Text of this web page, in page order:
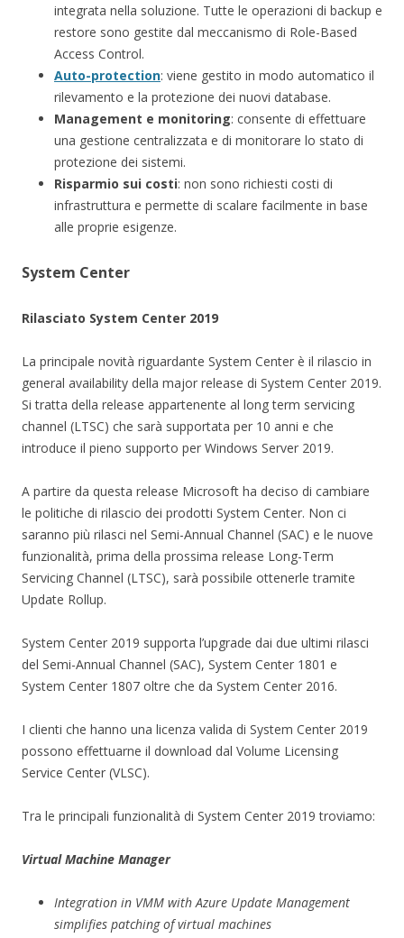
integrata nella soluzione. Tutte le operazioni di backup e
restore sono gestite dal meccanismo di Role-Based
Access Control.
Auto-protection: viene gestito in modo automatico il
rilevamento e la protezione dei nuovi database.
Management e monitoring: consente di effettuare
una gestione centralizzata e di monitorare lo stato di
protezione dei sistemi.
Risparmio sui costi: non sono richiesti costi di
infrastruttura e permette di scalare facilmente in base
alle proprie esigenze.
System Center
Rilasciato System Center 2019
La principale novità riguardante System Center è il rilascio in
general availability della major release di System Center 2019.
Si tratta della release appartenente al long term servicing
channel (LTSC) che sarà supportata per 10 anni e che
introduce il pieno supporto per Windows Server 2019.
A partire da questa release Microsoft ha deciso di cambiare
le politiche di rilascio dei prodotti System Center. Non ci
saranno più rilasci nel Semi-Annual Channel (SAC) e le nuove
funzionalità, prima della prossima release Long-Term
Servicing Channel (LTSC), sarà possibile ottenerle tramite
Update Rollup.
System Center 2019 supporta l’upgrade dai due ultimi rilasci
del Semi-Annual Channel (SAC), System Center 1801 e
System Center 1807 oltre che da System Center 2016.
I clienti che hanno una licenza valida di System Center 2019
possono effettuarne il download dal Volume Licensing
Service Center (VLSC).
Tra le principali funzionalità di System Center 2019 troviamo:
Virtual Machine Manager
Integration in VMM with Azure Update Management
simplifies patching of virtual machines